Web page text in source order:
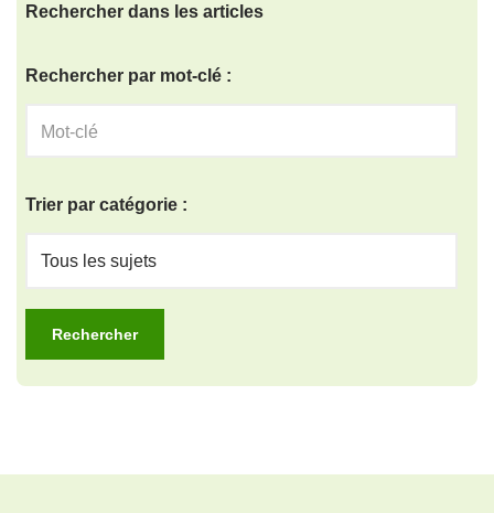
Rechercher dans les articles
Rechercher par mot-clé :
Trier par catégorie :